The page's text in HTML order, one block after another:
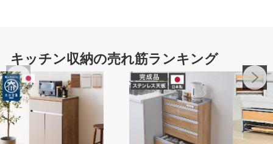
キッチン収納の売れ筋ランキング